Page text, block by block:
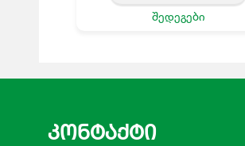
შედეგები
ᲙᲝᲜᲢᲐᲥᲢᲘ